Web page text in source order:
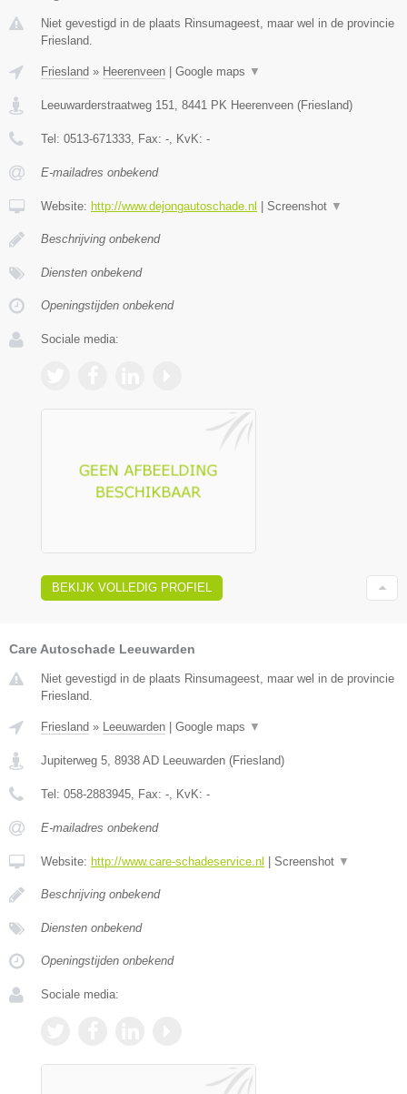
Niet gevestigd in de plaats Rinsumageest, maar wel in de provincie
Friesland.
Friesland » Heerenveen Google maps ▼
Leeuwarderstraatweg 151, 8441 PK Heerenveen (Friesland)
Tel: 0513-671333, Fax: -, KvK: -
E-mailadres onbekend
Website: http://www.dejongautoschade.nl Screenshot ▼
Beschrijving onbekend
Diensten onbekend
Openingstijden onbekend
Sociale media:
BEKIJK VOLLEDIG PROFIEL
Care Autoschade Leeuwarden
Niet gevestigd in de plaats Rinsumageest, maar wel in de provincie
Friesland.
Friesland » Leeuwarden Google maps ▼
Jupiterweg 5, 8938 AD Leeuwarden (Friesland)
Tel: 058-2883945, Fax: -, KvK: -
E-mailadres onbekend
Website: http://www.care-schadeservice.nl Screenshot ▼
Beschrijving onbekend
Diensten onbekend
Openingstijden onbekend
Sociale media: